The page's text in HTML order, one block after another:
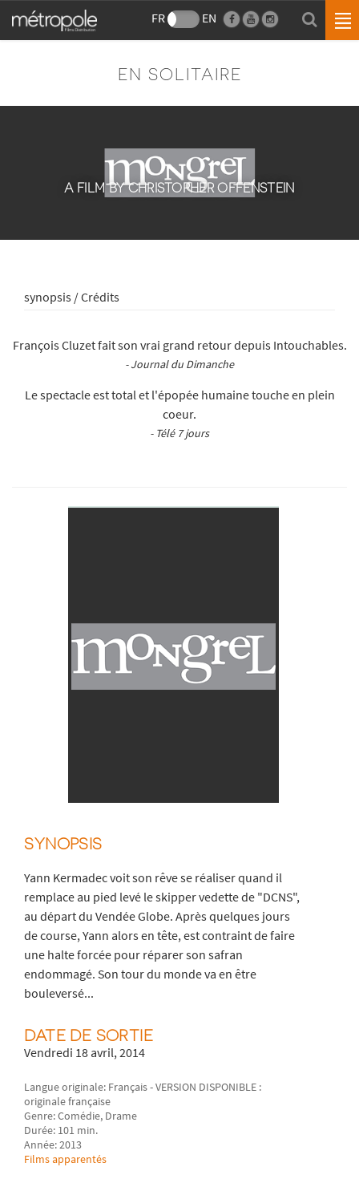
FR EN
EN SOLITAIRE
A FILM BY CHRISTOPHER OFFENSTEIN
synopsis / Crédits
François Cluzet fait son vrai grand retour depuis Intouchables.
- Journal du Dimanche
Le spectacle est total et l'épopée humaine touche en plein
coeur.
- Télé 7 jours
SYNOPSIS
Yann Kermadec voit son rêve se réaliser quand il
remplace au pied levé le skipper vedette de "DCNS",
au départ du Vendée Globe. Après quelques jours
de course, Yann alors en tête, est contraint de faire
une halte forcée pour réparer son safran
endommagé. Son tour du monde va en être
bouleversé...
DATE DE SORTIE
Vendredi 18 avril, 2014
Langue originale: Français - VERSION DISPONIBLE :
originale française
Genre: Comédie, Drame
Durée: 101 min.
Année: 2013
Films apparentés